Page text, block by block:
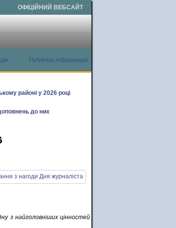
ОФІЦІЙНИЙ ВЕБСАЙТ
Публічна інформація
районі у 2026 році
до них
з найголовніших цінностей